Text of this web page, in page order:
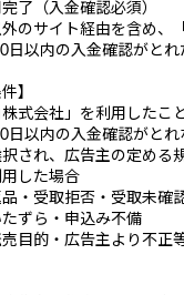
了（入金確認必須）
外のサイト経由を含め、
日以内の入金確認がとれ
】
株式会社」を利用したこ
日以内の入金確認がとれ
択され、広告主の定める
用した場合
品・受取拒否・受取未確
たずら・申込み不備
売目的・広告主より不正